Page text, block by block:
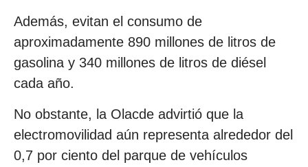
Además, evitan el consumo de
aproximadamente 890 millones de litros de
gasolina y 340 millones de litros de diésel
cada año.
No obstante, la Olacde advirtió que la
electromovilidad aún representa alrededor del
0,7 por ciento del parque de vehículos